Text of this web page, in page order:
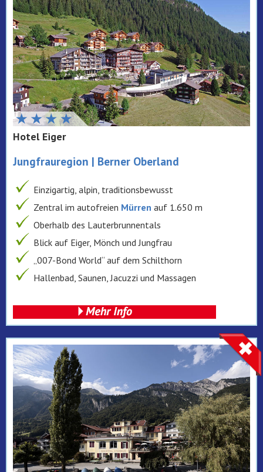
Hotel Eiger
Jungfrauregion | Berner Oberland
Einzigartig, alpin, traditionsbewusst
Zentral im autofreien Mürren auf 1.650 m
Oberhalb des Lauterbrunnentals
Blick auf Eiger, Mönch und Jungfrau
„007-Bond World“ auf dem Schilthorn
Hallenbad, Saunen, Jacuzzi und Massagen